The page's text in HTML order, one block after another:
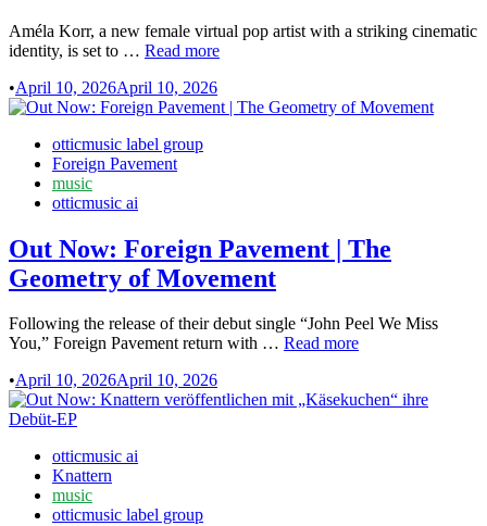
Améla Korr, a new female virtual pop artist with a striking cinematic
identity, is set to … Out
:
Virtual
Améla
Korr
“We
Fight
With
Hands”
Read more
•April 10, 2026April 10, 2026
Postedotticmusic label group
Foreign Pavement
music
otticmusic ai
Out Now: Foreign Pavement | The
Geometry of Movement
Following the release of their debut single “John Peel We Miss
You,” Foreign Pavement return with … Out
Pavement
Read more
•April 10, 2026April 10, 2026
Postedotticmusic ai
Knattern
music
otticmusic label group